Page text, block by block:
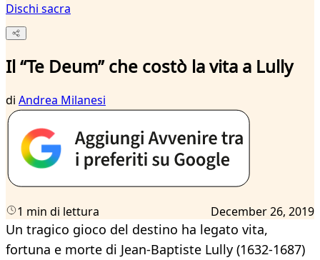
Dischi sacra
Il “Te Deum” che costò la vita a Lully
di Andrea Milanesi
1 min di lettura December 26, 2019
Un tragico gioco del destino ha legato vita,
fortuna e morte di Jean-Baptiste Lully (1632-1687)